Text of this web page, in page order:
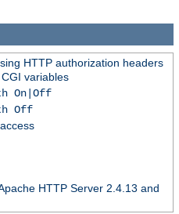
HTTP authorization headers
variables
On|Off
Off
HTTP Server 2.4.13 and